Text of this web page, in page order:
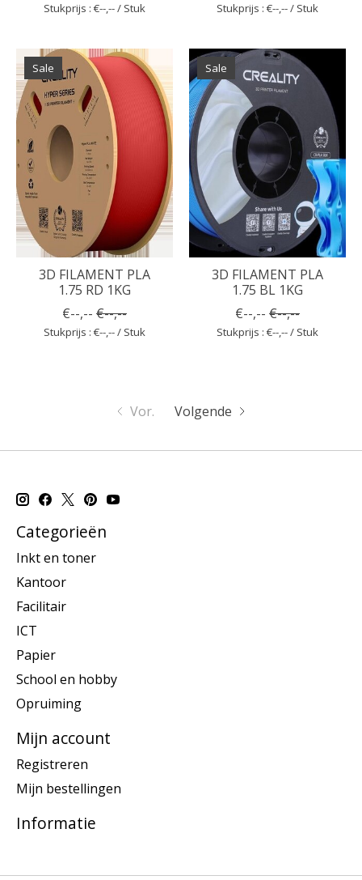
Stukprijs : €--,-- / Stuk Stukprijs : €--,-- / Stuk
Sale
3D FILAMENT PLA
1.75 RD 1KG
€--,-- €--,--
Stukprijs : €--,-- / Stuk
Sale
3D FILAMENT PLA
1.75 BL 1KG
€--,-- €--,--
Stukprijs : €--,-- / Stuk
Vor. Volgende
Categorieën
Inkt en toner
Kantoor
Facilitair
ICT
Papier
School en hobby
Opruiming
Mijn account
Registreren
Mijn bestellingen
Informatie